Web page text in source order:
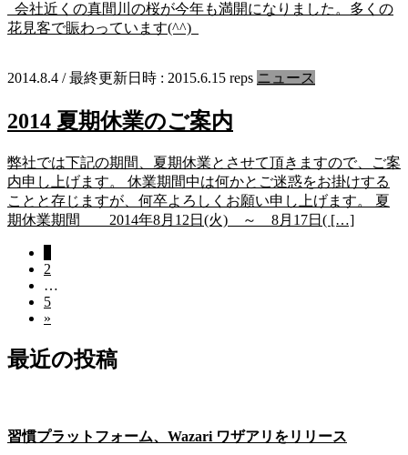
会社近くの真間川の桜が今年も満開になりました。多くの
花見客で賑わっています(^^)
2014.8.4 / 最終更新日時 : 2015.6.15 reps ニュース
2014 夏期休業のご案内
弊社では下記の期間、夏期休業とさせて頂きますので、ご案
内申し上げます。 休業期間中は何かとご迷惑をお掛けする
ことと存じますが、何卒よろしくお願い申し上げます。 夏
期休業期間 2014年8月12日(火) ～ 8月17日( […]
ペ
ー
送
定
ペ
ー
ジ
固
定
ペ
ー
ジ
2
…
固
定
ー
5
»
最近の投稿
習慣プラットフォーム、Wazari ワザアリをリリース